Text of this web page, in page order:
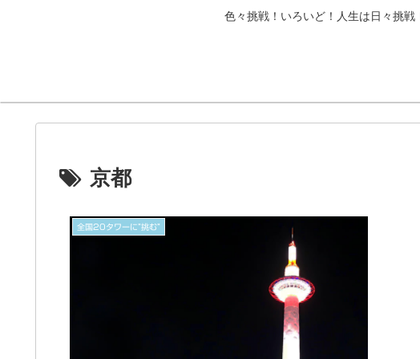
色々挑戦！いろいど！人生は日々挑戦
京都
全国20タワーに”挑む”